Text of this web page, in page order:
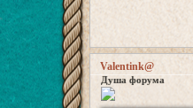
Valentink@
Душа форума